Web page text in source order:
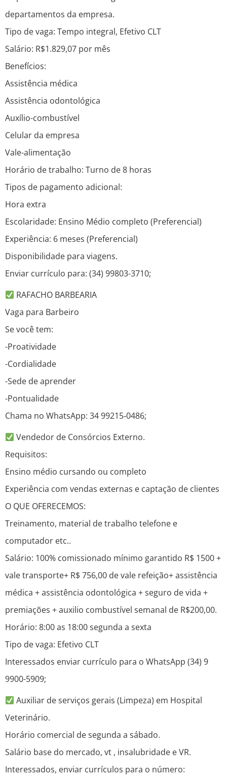
departamentos da empresa.
Tipo de vaga: Tempo integral, Efetivo CLT
Salário: R$1.829,07 por mês
Benefícios:
Assistência médica
Assistência odontológica
Auxílio-combustível
Celular da empresa
Vale-alimentação
Horário de trabalho: Turno de 8 horas
Tipos de pagamento adicional:
Hora extra
Escolaridade: Ensino Médio completo (Preferencial)
Experiência: 6 meses (Preferencial)
Disponibilidade para viagens.
Enviar currículo para: (34) 99803-3710;
RAFACHO BARBEARIA
Vaga para Barbeiro
Se você tem:
-Proatividade
-Cordialidade
-Sede de aprender
-Pontualidade
Chama no WhatsApp: 34 99215‑0486;
Vendedor de Consórcios Externo.
Requisitos:
Ensino médio cursando ou completo
Experiência com vendas externas e captação de clientes
O QUE OFERECEMOS:
Treinamento, material de trabalho telefone e
computador etc..
Salário: 100% comissionado mínimo garantido R$ 1500 +
vale transporte+ R$ 756,00 de vale refeição+ assistência
médica + assistência odontológica + seguro de vida +
premiações + auxilio combustível semanal de R$200,00.
Horário: 8:00 as 18:00 segunda a sexta
Tipo de vaga: Efetivo CLT
Interessados enviar currículo para o WhatsApp (34) 9
9900-5909;
Auxiliar de serviços gerais (Limpeza) em Hospital
Veterinário.
Horário comercial de segunda a sábado.
Salário base do mercado, vt , insalubridade e VR.
Interessados, enviar currículos para o número: